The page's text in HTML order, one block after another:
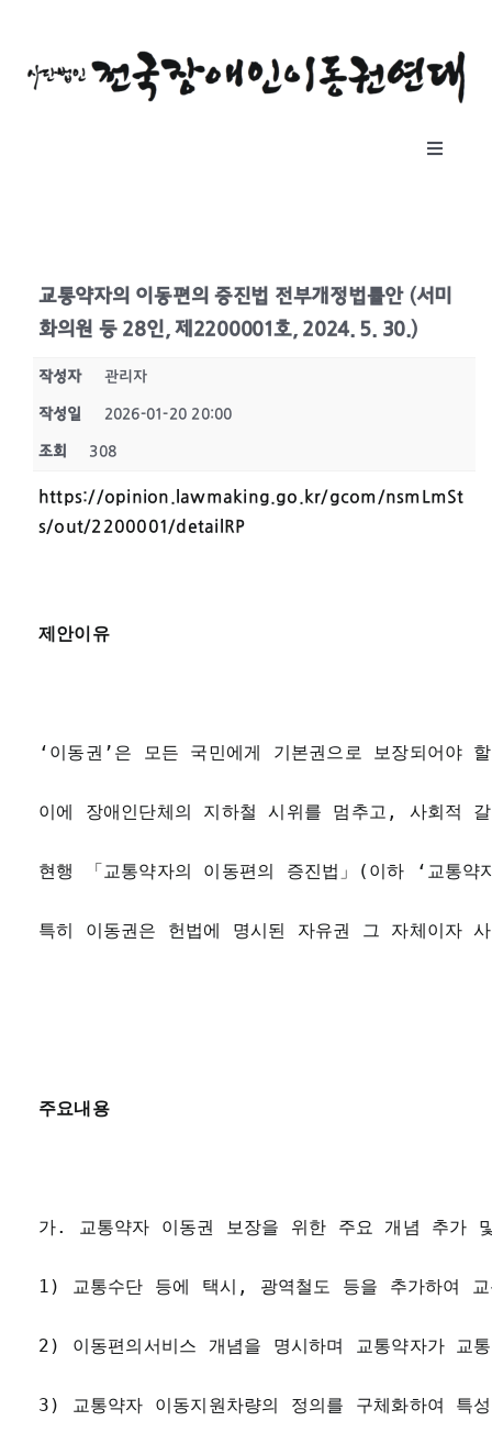
Toggle
후원하기
교통약자의 이동편의 증진법 전부개정법률안 (서미
화의원 등 28인, 제2200001호, 2024. 5. 30.)
작성자 관리자
작성일 2026-01-20 20:00
조회 308
https://opinion.lawmaking.go.kr/gcom/nsmLmSt
s/out/2200001/detailRP
제안이유
‘이동권’은 모든 국민에게 기본권으로 보장되어
이에 장애인단체의 지하철 시위를 멈추고, 사회적
현행 「교통약자의 이동편의 증진법」(이하 ‘교통
특히 이동권은 헌법에 명시된 자유권 그 자체이자
주요내용
가. 교통약자 이동권 보장을 위한 주요 개념 추가
1) 교통수단 등에 택시, 광역철도 등을 추가하여 교
2) 이동편의서비스 개념을 명시하며 교통약자가
3) 교통약자 이동지원차량의 정의를 구체화하여